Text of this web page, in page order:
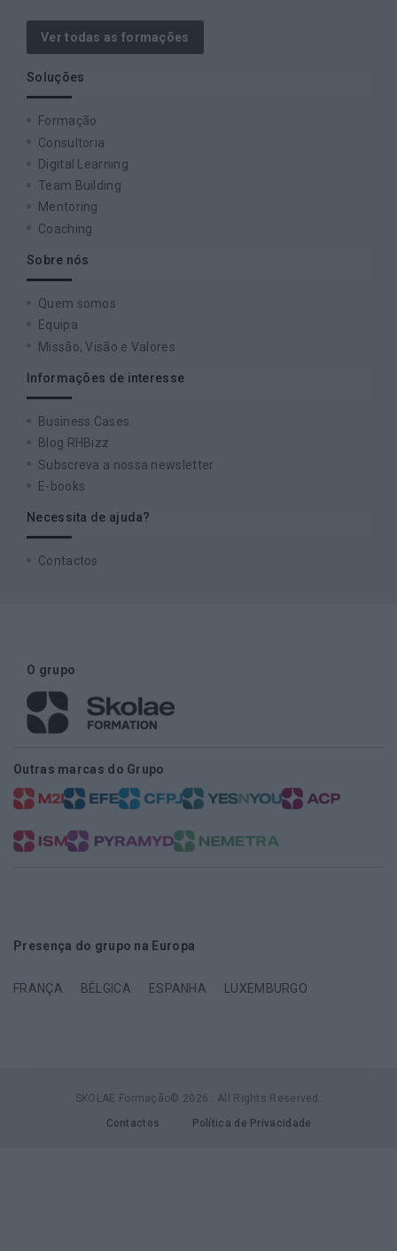
Ver todas as formações
Soluções
Formação
Consultoria
Digital Learning
Team Building
Mentoring
Coaching
Sobre nós
Quem somos
Equipa
Missão, Visão e Valores
Informações de interesse
Business Cases
Blog RHBizz
Subscreva a nossa newsletter
E-books
Necessita de ajuda?
Contactos
O grupo
Outras marcas do Grupo
Presença do grupo na Europa
FRANÇA BÉLGICA ESPANHA LUXEMBURGO
SKOLAE Formação© 2026 . All Rights Reserved.
Contactos Política de Privacidade